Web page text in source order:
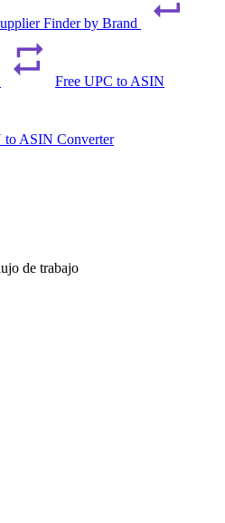
Finder by Brand
Free UPC to ASIN
to ASIN Converter
de trabajo